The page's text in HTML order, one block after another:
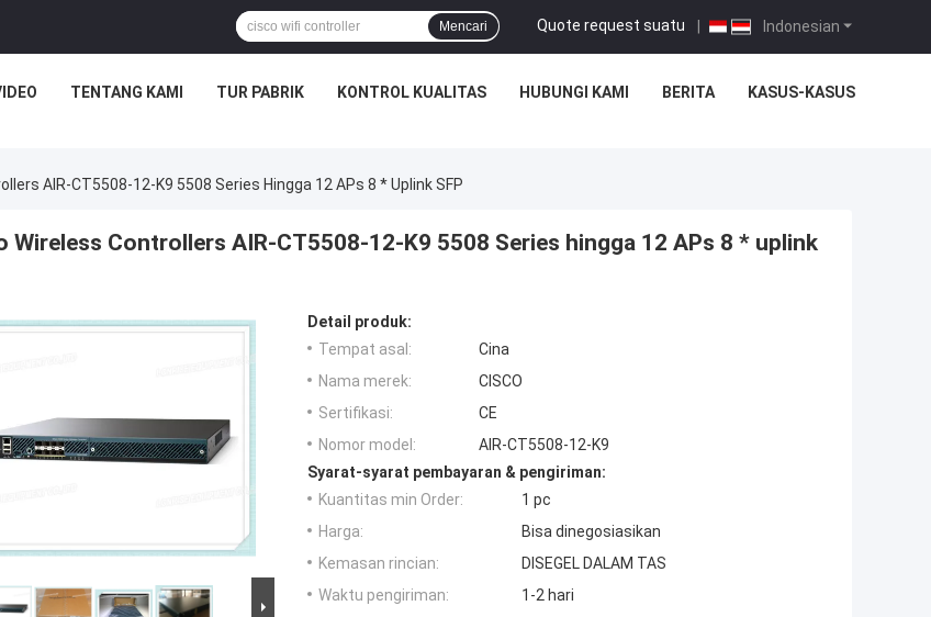
Indonesian
Quote request suatu |
Mencari
TENTANG KAMI TUR PABRIK KONTROL KUALITAS HUBUNGI KAMI BERITA KASUS-KASUS
AIR-CT5508-12-K9 5508 Series Hingga 12 APs 8 * Uplink SFP
Wireless Controllers AIR-CT5508-12-K9 5508 Series hingga 12 APs 8 * uplink
Detail produk:
Tempat asal:
Cina
Nama merek:
CISCO
Sertifikasi:
CE
Nomor model:
AIR-CT5508-12-K9
Syarat-syarat pembayaran & pengiriman:
Kuantitas min Order:
1 pc
Harga:
Bisa dinegosiasikan
Kemasan rincian:
DISEGEL DALAM TAS
Waktu pengiriman:
1-2 hari